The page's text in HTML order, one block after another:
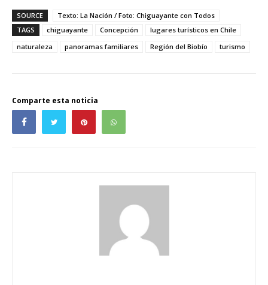
SOURCE
Texto: La Nación / Foto: Chiguayante con Todos
TAGS
chiguayante Concepción
lugares turísticos en Chile
naturaleza
panoramas familiares Región del Biobío turismo
Comparte esta noticia